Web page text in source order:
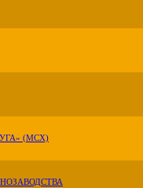
(МСХ)